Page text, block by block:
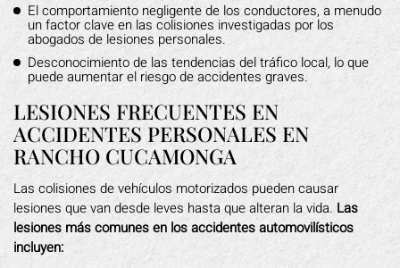
El comportamiento negligente de los conductores, a menudo
un factor clave en las colisiones investigadas por los
abogados de lesiones personales.
Desconocimiento de las tendencias del tráfico local, lo que
puede aumentar el riesgo de accidentes graves.
LESIONES FRECUENTES EN
ACCIDENTES PERSONALES EN
RANCHO CUCAMONGA
Las colisiones de vehículos motorizados pueden causar
lesiones que van desde leves hasta que alteran la vida. Las
lesiones más comunes en los accidentes automovilísticos
incluyen: